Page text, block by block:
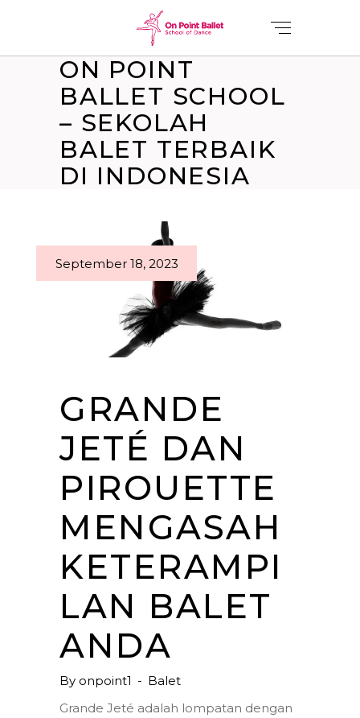
ON POINT
BALLET SCHOOL
– SEKOLAH
BALET TERBAIK
DI INDONESIA
September 18, 2023
GRANDE
JETÉ DAN
PIROUETTE
MENGASAH
KETERAMPI
LAN BALET
ANDA
By onpoint1
Balet
Grande Jeté adalah lompatan dengan